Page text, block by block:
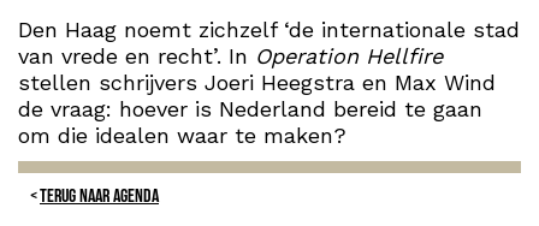
Den Haag noemt zichzelf ‘de internationale stad
van vrede en recht’. In Operation Hellfire
stellen schrijvers Joeri Heegstra en Max Wind
de vraag: hoever is Nederland bereid te gaan
om die idealen waar te maken?
TERUG NAAR AGENDA